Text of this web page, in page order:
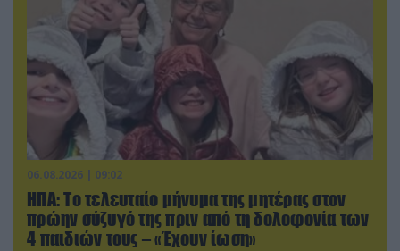
06.08.2026 | 09:02
ΗΠΑ: Το τελευταίο μήνυμα της μητέρας στον
πρώην σύζυγό της πριν από τη δολοφονία των
4 παιδιών τους – «Έχουν ίωση»